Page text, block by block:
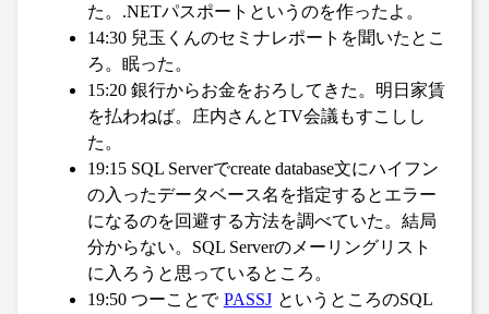
た。.NETパスポートというのを作ったよ。
14:30 兒玉くんのセミナレポートを聞いたとこ
ろ。眠った。
15:20 銀行からお金をおろしてきた。明日家賃
を払わねば。庄内さんとTV会議もすこしし
た。
19:15 SQL Serverでcreate database文にハイフン
の入ったデータベース名を指定するとエラー
になるのを回避する方法を調べていた。結局
分からない。SQL Serverのメーリングリスト
に入ろうと思っているところ。
19:50 つーことで PASSJ というところのSQL